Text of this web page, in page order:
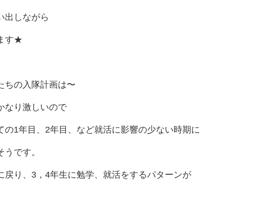
出しながら
す★
ちの入隊計画は〜
なり激しいので
の1年目、2年目、など就活に影響の少ない時期に
うです。
戻り、3，4年生に勉学、就活をするパターンが